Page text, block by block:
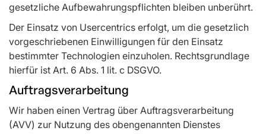
gesetzliche Aufbewahrungspflichten bleiben unberührt.
Der Einsatz von Usercentrics erfolgt, um die gesetzlich
vorgeschriebenen Einwilligungen für den Einsatz
bestimmter Technologien einzuholen. Rechtsgrundlage
hierfür ist Art. 6 Abs. 1 lit. c DSGVO.
Auftragsverarbeitung
Wir haben einen Vertrag über Auftragsverarbeitung
(AVV) zur Nutzung des obengenannten Dienstes